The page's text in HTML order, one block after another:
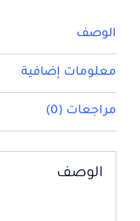
الوصف
معلومات إضافية
مراجعات (0)
الوصف